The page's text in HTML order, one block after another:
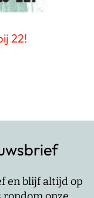
22!
en blijf altijd op